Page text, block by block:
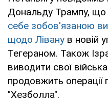
Дональду Трампу, що
себе зобов'язаною
щодо Лівану в новій
Тегераном. Також
виводити свої
продовжить операції
"Хезболла".